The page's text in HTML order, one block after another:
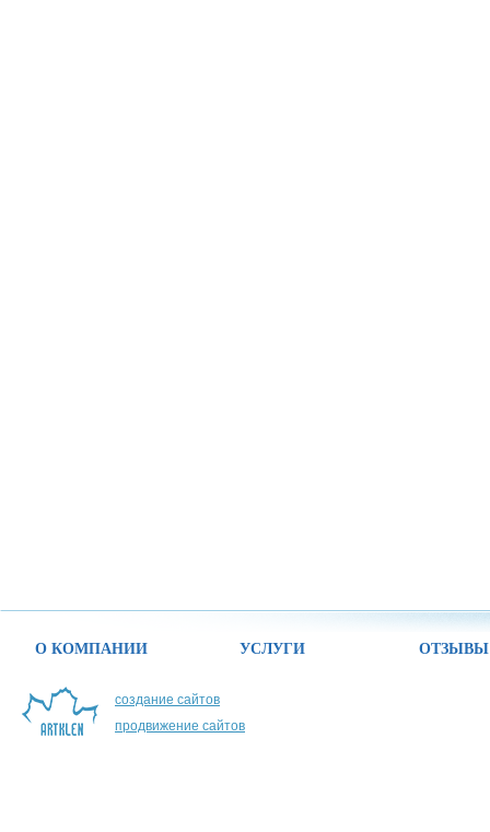
О КОМПАНИИ УСЛУГИ ОТЗЫВЫ
создание сайтов
продвижение сайтов